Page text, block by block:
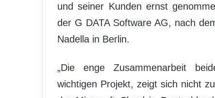
und seiner Kunden ernst
der G DATA Software AG, nach
Nadella in Berlin.
„Die enge Zusammenarbeit
wichtigen Projekt, zeigt sich nicht